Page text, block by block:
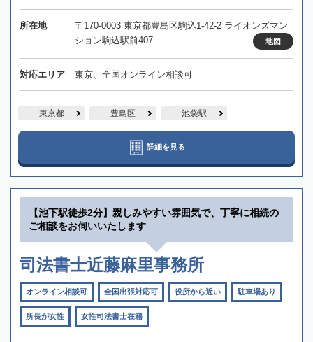
所在地
〒170-0003 東京都豊島区駒込1-42-2 ライオンズマン
ション駒込駅前407
地図
対応エリア 東京、全国オンライン相談可
東京都 豊島区 池袋駅
詳細を見る
【池下駅徒歩2分】親しみやすい雰囲気で、丁寧に相続の
ご相談をお伺いいたします
司法書士近藤麻里事務所
オンライン相談可 全国出張対応可 役所から近い 駐車場あり
所長が女性 女性司法書士在籍